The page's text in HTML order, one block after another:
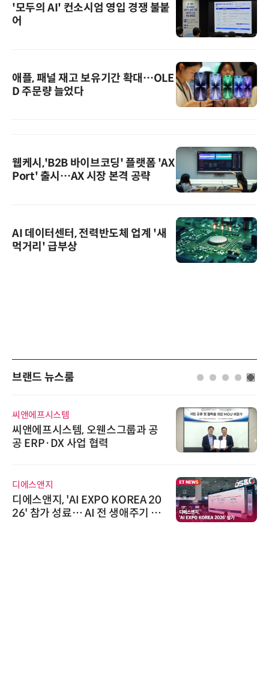
'모두의 AI' 컨소시엄 영입 경쟁 불붙
어
애플, 패널 재고 보유기간 확대…OLE
D 주문량 늘었다
웹케시,'B2B 바이브코딩' 플랫폼 'AX
Port' 출시…AX 시장 본격 공략
AI 데이터센터, 전력반도체 업계 '새
먹거리' 급부상
브랜드 뉴스룸
씨앤에프시스템
씨앤에프시스템, 오웬스그룹과 공
공 ERP·DX 사업 협력
디에스앤지
디에스앤지, 'AI EXPO KOREA 20
26' 참가 성료… AI 전 생애주기 아